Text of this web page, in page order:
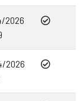
2026
2026